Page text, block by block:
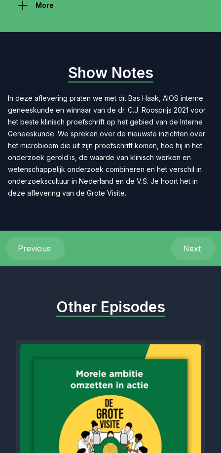
More
Show Notes
In deze aflevering praten we met dr. Bas Haak, AIOS interne
geneeskunde en winnaar van de dr. C.J. Roosprijs 2021 voor
het beste klinisch proefschrift op het gebied van de Interne
Geneeskunde. We spreken over de nieuwste inzichten over
het microbioom die uit zijn proefschrift komen, hoe hij in het
onderzoek gerold is, de waarde van klinisch werken en
wetenschappelijk onderzoek combineren en het verschil in
onderzoekscultuur in Nederland en de V.S. Je hoort het in
deze aflevering van de Grote Visite.
Previous Next
Other Episodes